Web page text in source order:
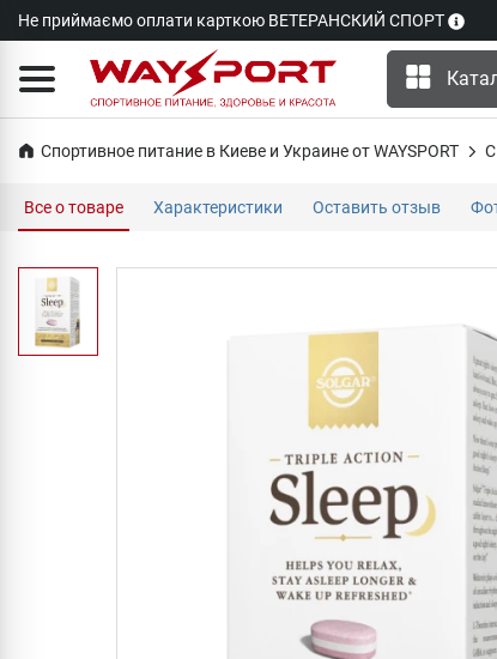
Не приймаємо оплати карткою ВЕТЕРАНСКИЙ СПОРТ
Спортивное питание в Киеве и Украине от WAYSPORT
Все о товаре Характеристики Оставить отзыв